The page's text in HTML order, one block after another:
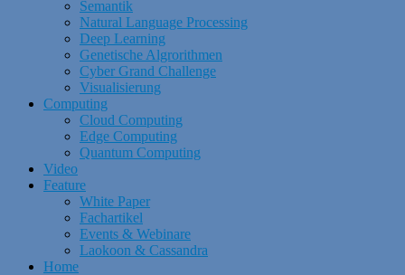
Semantik
Natural Language Processing
Deep Learning
Genetische Algrorithmen
Cyber Grand Challenge
Visualisierung
Computing
Cloud Computing
Edge Computing
Quantum Computing
Video
Feature
White Paper
Fachartikel
Events & Webinare
Laokoon & Cassandra
Home